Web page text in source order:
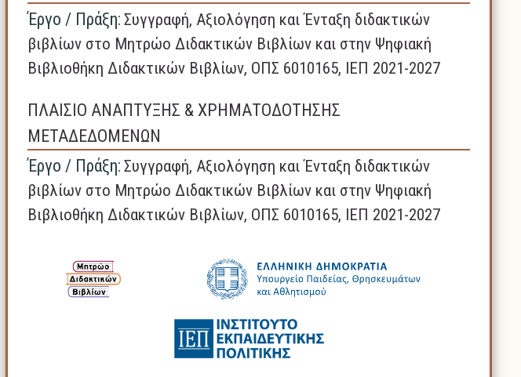
Έργο / Πράξη: Συγγραφή, Αξιολόγηση και Ένταξη διδακτικών
βιβλίων στο Μητρώο Διδακτικών Βιβλίων και στην Ψηφιακή
Βιβλιοθήκη Διδακτικών Βιβλίων, ΟΠΣ 6010165, ΙΕΠ 2021-2027
ΠΛΑΙΣΙΟ ΑΝΑΠΤΥΞΗΣ & ΧΡΗΜΑΤΟΔΟΤΗΣΗΣ
ΜΕΤΑΔΕΔΟΜΕΝΩΝ
Έργο / Πράξη: Συγγραφή, Αξιολόγηση και Ένταξη διδακτικών
βιβλίων στο Μητρώο Διδακτικών Βιβλίων και στην Ψηφιακή
Βιβλιοθήκη Διδακτικών Βιβλίων, ΟΠΣ 6010165, ΙΕΠ 2021-2027